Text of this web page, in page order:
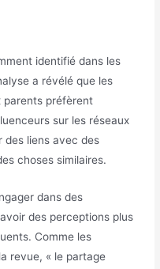
identifié dans les
a révélé que les
parents préfèrent
sur les réseaux
des liens avec des
choses similaires.
dans des
des perceptions plus
Comme les
revue, « le partage